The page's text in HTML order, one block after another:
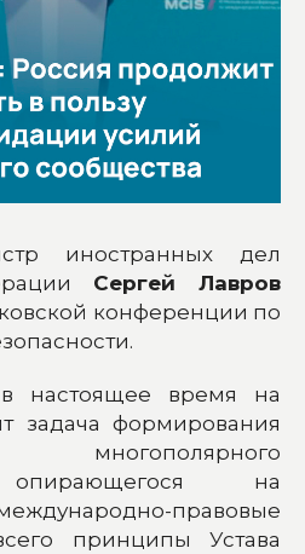
иностранных дел
Сергей Лавров
конференции по
настоящее время на
задача формирования
многополярного
опирающегося на
правовые
принципы Устава